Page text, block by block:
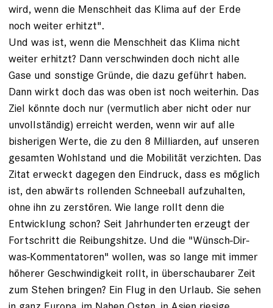
wird, wenn die Menschheit das Klima auf der Erde
noch weiter erhitzt".
Und was ist, wenn die Menschheit das Klima nicht
weiter erhitzt? Dann verschwinden doch nicht alle
Gase und sonstige Gründe, die dazu geführt haben.
Dann wirkt doch das was oben ist noch weiterhin. Das
Ziel könnte doch nur (vermutlich aber nicht oder nur
unvollständig) erreicht werden, wenn wir auf alle
bisherigen Werte, die zu den 8 Milliarden, auf unseren
gesamten Wohlstand und die Mobilität verzichten. Das
Zitat erweckt dagegen den Eindruck, dass es möglich
ist, den abwärts rollenden Schneeball aufzuhalten,
ohne ihn zu zerstören. Wie lange rollt denn die
Entwicklung schon? Seit Jahrhunderten erzeugt der
Fortschritt die Reibungshitze. Und die "Wünsch-Dir-
was-Kommentatoren" wollen, was so lange mit immer
höherer Geschwindigkeit rollt, in überschaubarer Zeit
zum Stehen bringen? Ein Flug in den Urlaub. Sie sehen